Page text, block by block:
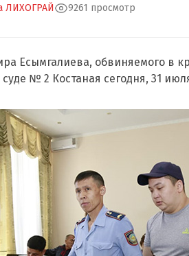
ЛИХОГРАЙ 9261 просмотр
Есымгалиева, обвиняемого в
№ 2 Костаная сегодня, 31